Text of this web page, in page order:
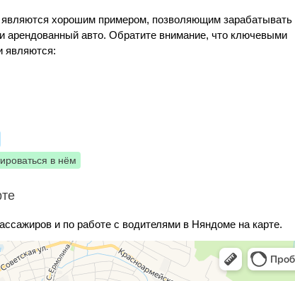
хорошим примером, позволяющим зарабатывать
арендованный авто. Обратите внимание, что ключевыми
являются:
в нём
и по работе с водителями в Няндоме на карте.